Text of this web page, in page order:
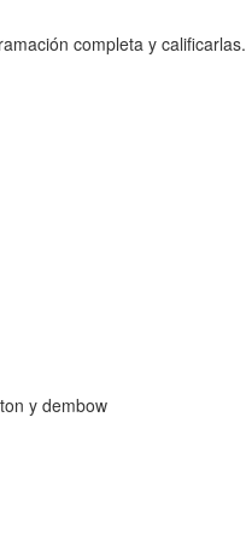
completa y calificarlas.
y dembow